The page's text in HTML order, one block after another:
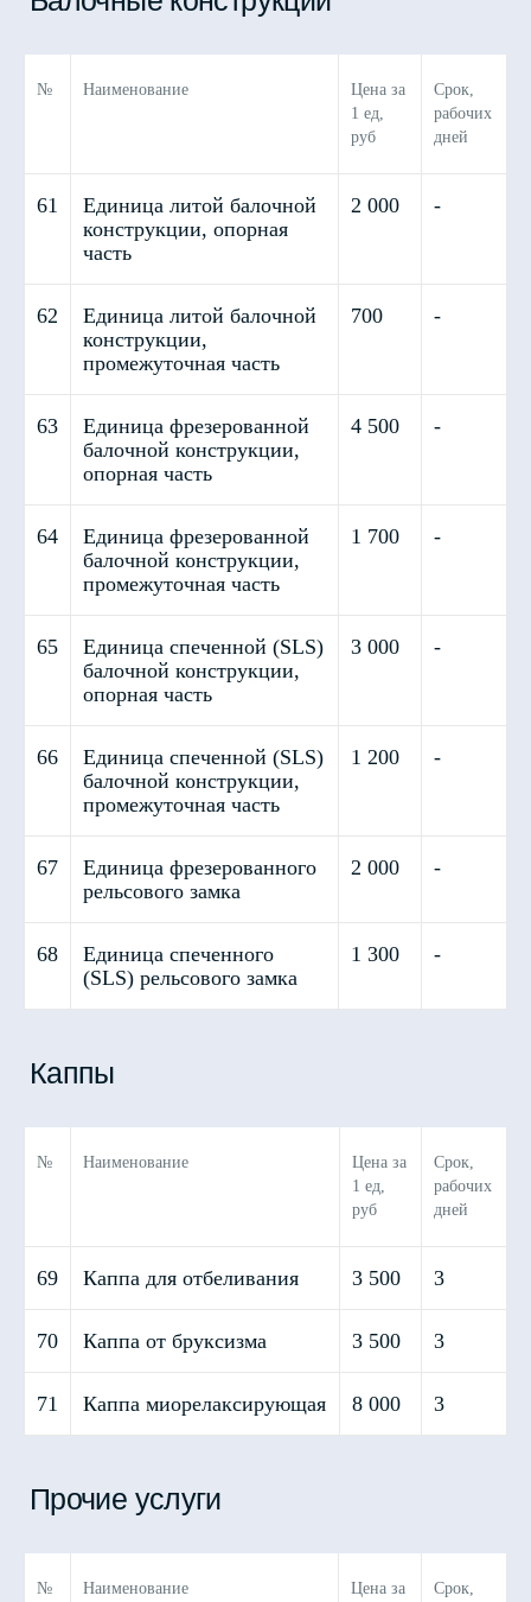
№ Наименование
Цена за
1 ед,
руб
Срок,
рабочих
дней
61
Единица литой балочной
конструкции, опорная
часть
2 000 -
62
Единица литой балочной
конструкции,
промежуточная часть
700 -
63
Единица фрезерованной
балочной конструкции,
опорная часть
4 500 -
64
Единица фрезерованной
балочной конструкции,
промежуточная часть
1 700 -
65
Единица спеченной (SLS)
балочной конструкции,
опорная часть
3 000 -
66
Единица спеченной (SLS)
балочной конструкции,
промежуточная часть
1 200 -
67
Единица фрезерованного
рельсового замка
2 000 -
68
Единица спеченного
(SLS) рельсового замка
1 300 -
№ Наименование
Цена за
1 ед,
руб
Срок,
рабочих
дней
69 Каппа для отбеливания 3 500 3
70 Каппа от бруксизма 3 500 3
71 Каппа миорелаксирующая 8 000 3
№ Наименование Цена за Срок,
обработки персональных данных
Закажите пробное
изделие в ARTLAB
и установите коронку за 1
визит без повторных
приемов
Мы вышлем курьера